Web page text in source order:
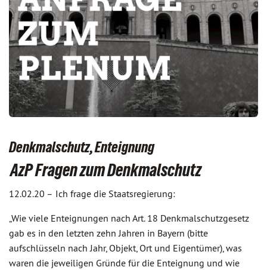
Denkmalschutz, Enteignung
AzP Fragen zum Denkmalschutz
12.02.20 – Ich frage die Staatsregierung:
„Wie viele Enteignungen nach Art. 18 Denkmalschutzgesetz
gab es in den letzten zehn Jahren in Bayern (bitte
aufschlüsseln nach Jahr, Objekt, Ort und Eigentümer), was
waren die jeweiligen Gründe für die Enteignung und wie